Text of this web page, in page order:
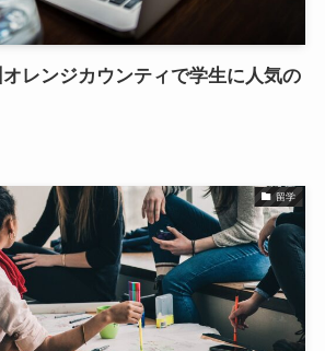
レンジカウンティで学生に人気の
留学